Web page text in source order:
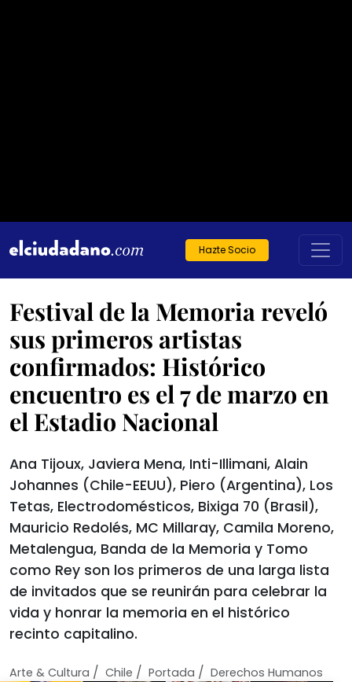
Hazte Socio
Festival de la Memoria reveló
sus primeros artistas
confirmados: Histórico
encuentro es el 7 de marzo en
el Estadio Nacional
Ana Tijoux, Javiera Mena, Inti-Illimani, Alain
Johannes (Chile-EEUU), Piero (Argentina), Los
Tetas, Electrodomésticos, Bixiga 70 (Brasil),
Mauricio Redolés, MC Millaray, Camila Moreno,
Metalengua, Banda de la Memoria y Tomo
como Rey son los primeros de una larga lista
de invitados que se reunirán para celebrar la
vida y honrar la memoria en el histórico
recinto capitalino.
Arte & Cultura / Chile / Portada / Derechos Humanos